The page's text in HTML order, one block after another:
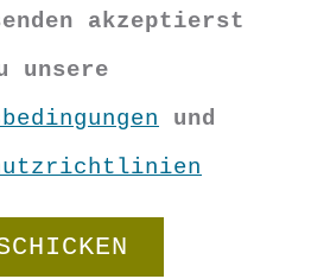
akzeptierst
unsere
und